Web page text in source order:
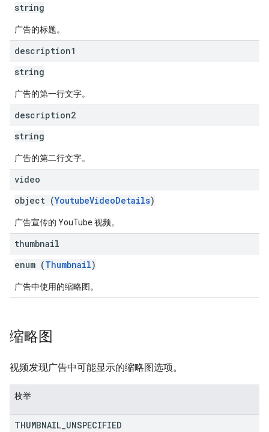
string
广告的标题。
description1
string
广告的第一行文字。
description2
string
广告的第二行文字。
video
object (YoutubeVideoDetails)
广告宣传的 YouTube 视频。
thumbnail
enum (Thumbnail)
广告中使用的缩略图。
缩略图
视频发现广告中可能显示的缩略图选项。
枚举
THUMBNAIL UNSPECIFIED